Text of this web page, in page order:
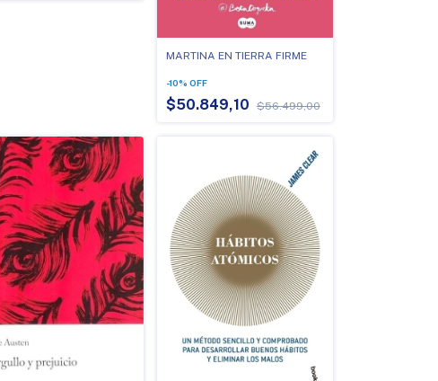
MARTINA EN TIERRA FIRME
-10% OFF
$50.849,10 $56.499,00